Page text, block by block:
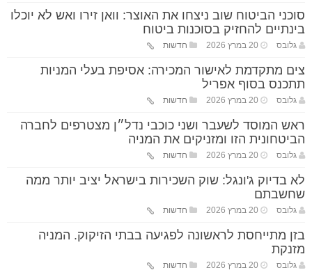
סוכני הביטוח שוב ניצחו את האוצר: וואן זירו ואש לא יוכלו
בינתיים להחזיק בסוכנות ביטוח
גלובס 20 במרץ 2026 חדשות
צים מתקדמת לאישור המכירה: אסיפת בעלי המניות
תתכנס בסוף אפריל
גלובס 20 במרץ 2026 חדשות
ראש המוסד לשעבר ושני כוכבי נדל״ן מצטרפים לחברה
הביטחונית הזו ומזניקים את המניה
גלובס 20 במרץ 2026 חדשות
לא בדיוק ג'ונגל: שוק השכירות בישראל יציב יותר ממה
שחשבתם
גלובס 20 במרץ 2026 חדשות
בזן מתייחסת לראשונה לפגיעה בבתי הזיקוק. המניה
מזנקת
גלובס 20 במרץ 2026 חדשות